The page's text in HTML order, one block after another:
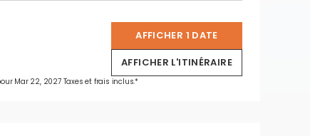
AFFICHER 1 DATE
AFFICHER L'ITINÉRAIRE
Mar 22, 2027 Taxes et frais inclus.*